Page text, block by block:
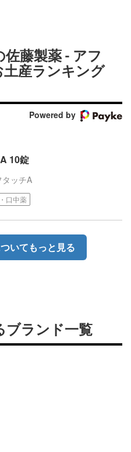
藤製薬 - アフ
産ランキング
Powered by
10錠
タッチA
口中薬
いてもっと見る
ブランド一覧